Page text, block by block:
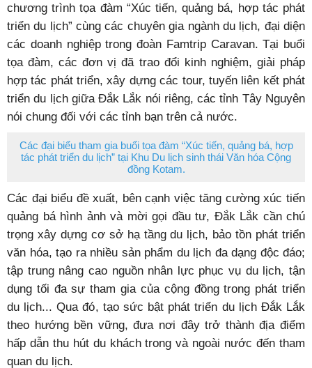
chương trình tọa đàm “Xúc tiến, quảng bá, hợp tác phát
triển du lịch” cùng các chuyên gia ngành du lịch, đại diện
các doanh nghiệp trong đoàn Famtrip Caravan. Tại buổi
tọa đàm, các đơn vị đã trao đổi kinh nghiệm, giải pháp
hợp tác phát triển, xây dựng các tour, tuyến liên kết phát
triển du lịch giữa Đắk Lắk nói riêng, các tỉnh Tây Nguyên
nói chung đối với các tỉnh bạn trên cả nước.
Các đại biểu tham gia buổi tọa đàm “Xúc tiến, quảng bá, hợp
tác phát triển du lịch” tại Khu Du lịch sinh thái Văn hóa Cộng
đồng Kotam.
Các đại biểu đề xuất, bên cạnh việc tăng cường xúc tiến
quảng bá hình ảnh và mời gọi đầu tư, Đắk Lắk cần chú
trọng xây dựng cơ sở hạ tầng du lịch, bảo tồn phát triển
văn hóa, tạo ra nhiều sản phẩm du lịch đa dạng độc đáo;
tập trung nâng cao nguồn nhân lực phục vụ du lịch, tận
dụng tối đa sự tham gia của cộng đồng trong phát triển
du lịch... Qua đó, tạo sức bật phát triển du lịch Đắk Lắk
theo hướng bền vững, đưa nơi đây trở thành địa điểm
hấp dẫn thu hút du khách trong và ngoài nước đến tham
quan du lịch.